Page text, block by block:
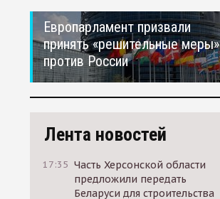
Европарламент призвали
принять «решительные меры»
против России
Лента новостей
17:35 Часть Херсонской области
предложили передать
Беларуси для строительства